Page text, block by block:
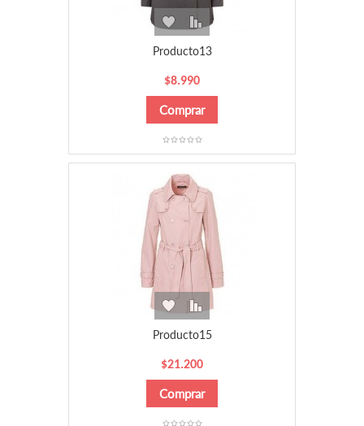
Producto13
$8.990
Producto15
$21.200